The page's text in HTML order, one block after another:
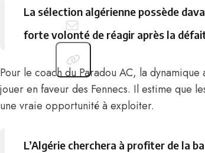
La sélection algérienne possède
forte volonté de réagir après la
Pour le coach du Paradou AC, la
jouer en faveur des Fennecs. Il estime que
une vraie opportunité à exploiter.
L’Algérie cherchera à profiter de la